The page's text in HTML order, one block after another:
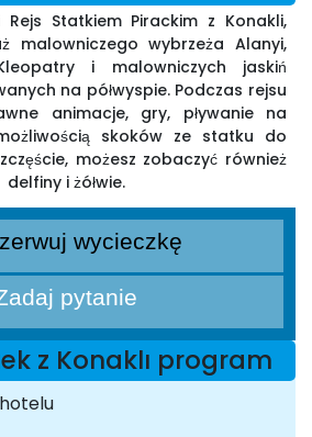
Rejs Statkiem Pirackim z Konakli,
malowniczego wybrzeża Alanyi,
i malowniczych jaskiń
na półwyspie. Podczas rejsu
animacje, gry, pływanie na
skoków ze statku do
możesz zobaczyć również
delfiny i żółwie.
wycieczkę
pytanie
z Konaklı program